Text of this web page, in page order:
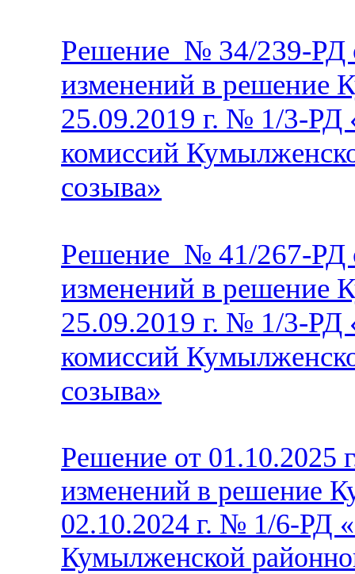
Решение № 34/239-РД
изменений в решение
25.09.2019 г. № 1/3-РД
комиссий
созыва»
Решение № 41/267-РД
изменений в решение
25.09.2019 г. № 1/3-РД
комиссий
созыва»
Решение от
изменений в решение
02.10.2024 г. № 1/6-РД
Кумылженской